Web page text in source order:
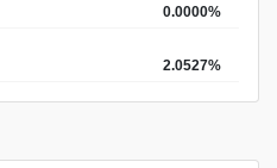
0.0000%
2.0527%